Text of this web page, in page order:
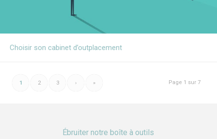
Choisir son cabinet d’outplacement
Page 1 sur 7
1 2 3 › »
Ébruiter notre boîte à outils